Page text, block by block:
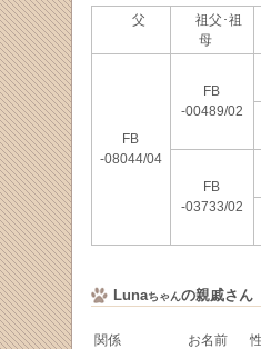
父
祖父･祖
母
FB
-08044/04
FB
-00489/02
FB
-03733/02
Lunaちゃんの親戚さん
関係 お名前